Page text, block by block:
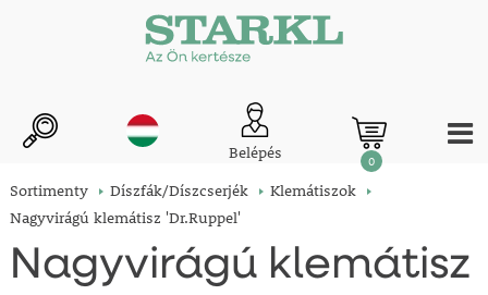
Belépés 0
Sortimenty Díszfák/Díszcserjék
Klemátiszok
Nagyvirágú klemátisz 'Dr.Ruppel'
Nagyvirágú klemátisz